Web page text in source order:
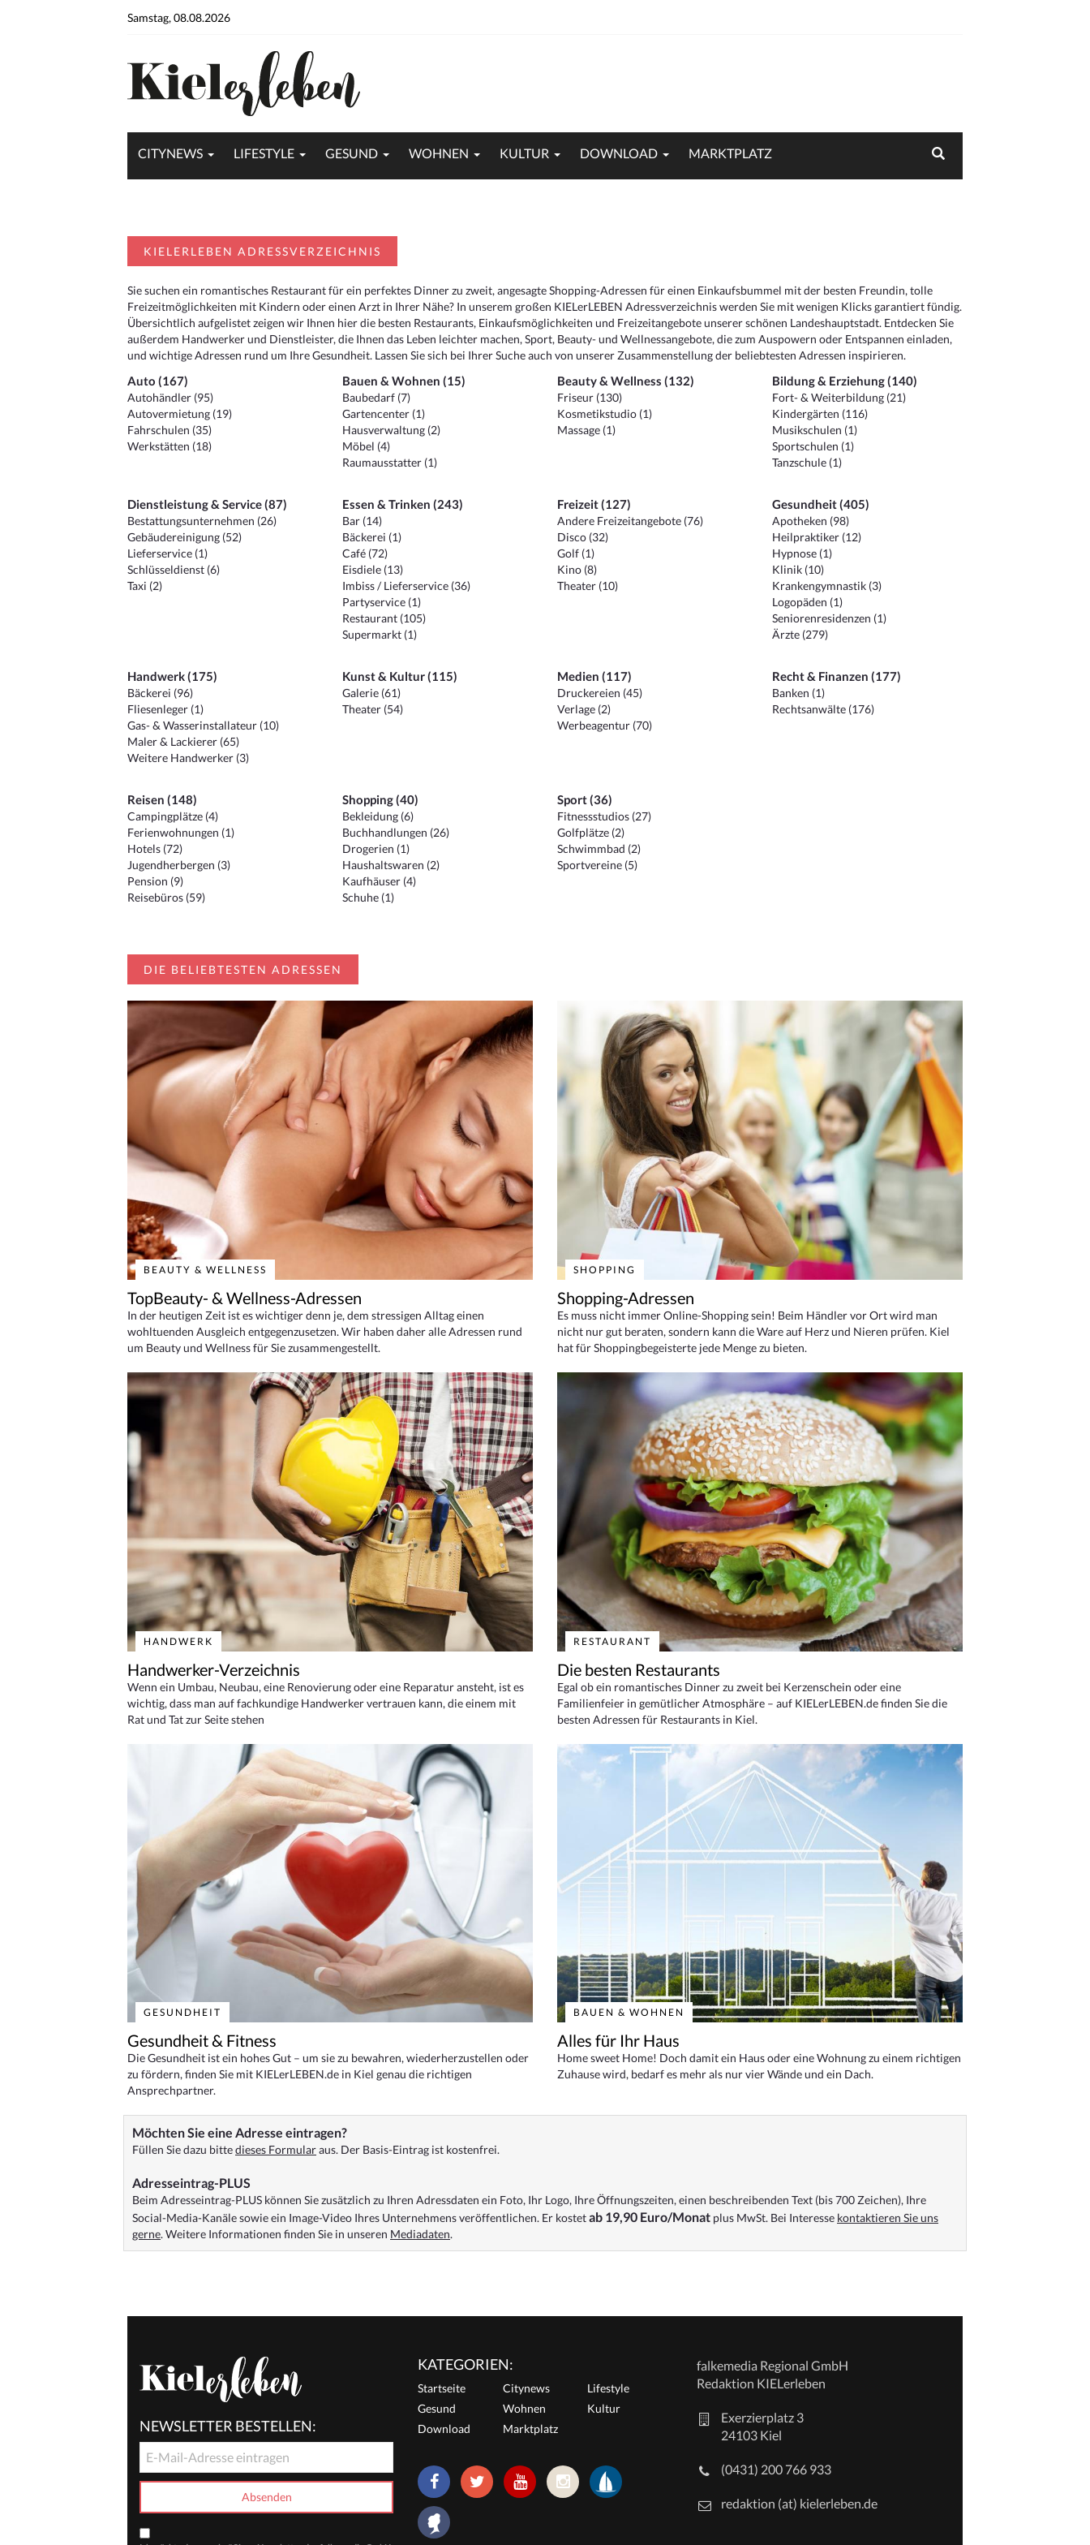
Samstag, 08.08.2026
CITYNEWS LIFESTYLE GESUND WOHNEN KULTUR DOWNLOAD MARKTPLATZ
KIELERLEBEN ADRESSVERZEICHNIS
Sie suchen ein romantisches Restaurant für ein perfektes Dinner zu zweit, angesagte Shopping-Adressen für einen Einkaufsbummel mit der besten Freundin, tolle
Freizeitmöglichkeiten mit Kindern oder einen Arzt in Ihrer Nähe? In unserem großen KIELerLEBEN Adressverzeichnis werden Sie mit wenigen Klicks garantiert fündig.
Übersichtlich aufgelistet zeigen wir Ihnen hier die besten Restaurants, Einkaufsmöglichkeiten und Freizeitangebote unserer schönen Landeshauptstadt. Entdecken Sie
außerdem Handwerker und Dienstleister, die Ihnen das Leben leichter machen, Sport, Beauty- und Wellnessangebote, die zum Auspowern oder Entspannen einladen,
und wichtige Adressen rund um Ihre Gesundheit. Lassen Sie sich bei Ihrer Suche auch von unserer Zusammenstellung der beliebtesten Adressen inspirieren.
Auto (167)
Autohändler (95)
Autovermietung (19)
Fahrschulen (35)
Werkstätten (18)
Bauen & Wohnen (15)
Baubedarf (7)
Gartencenter (1)
Hausverwaltung (2)
Möbel (4)
Raumausstatter (1)
Beauty & Wellness (132)
Friseur (130)
Kosmetikstudio (1)
Massage (1)
Bildung & Erziehung (140)
Fort- & Weiterbildung (21)
Kindergärten (116)
Musikschulen (1)
Sportschulen (1)
Tanzschule (1)
Dienstleistung & Service (87)
Bestattungsunternehmen (26)
Gebäudereinigung (52)
Lieferservice (1)
Schlüsseldienst (6)
Taxi (2)
Essen & Trinken (243)
Bar (14)
Bäckerei (1)
Café (72)
Eisdiele (13)
Imbiss / Lieferservice (36)
Partyservice (1)
Restaurant (105)
Supermarkt (1)
Freizeit (127)
Andere Freizeitangebote (76)
Disco (32)
Golf (1)
Kino (8)
Theater (10)
Gesundheit (405)
Apotheken (98)
Heilpraktiker (12)
Hypnose (1)
Klinik (10)
Krankengymnastik (3)
Logopäden (1)
Seniorenresidenzen (1)
Ärzte (279)
Handwerk (175)
Bäckerei (96)
Fliesenleger (1)
Gas- & Wasserinstallateur (10)
Maler & Lackierer (65)
Weitere Handwerker (3)
Kunst & Kultur (115)
Galerie (61)
Theater (54)
Medien (117)
Druckereien (45)
Verlage (2)
Werbeagentur (70)
Recht & Finanzen (177)
Banken (1)
Rechtsanwälte (176)
Reisen (148)
Campingplätze (4)
Ferienwohnungen (1)
Hotels (72)
Jugendherbergen (3)
Pension (9)
Reisebüros (59)
Shopping (40)
Bekleidung (6)
Buchhandlungen (26)
Drogerien (1)
Haushaltswaren (2)
Kaufhäuser (4)
Schuhe (1)
Sport (36)
Fitnessstudios (27)
Golfplätze (2)
Schwimmbad (2)
Sportvereine (5)
DIE BELIEBTESTEN ADRESSEN
BEAUTY & WELLNESS
TopBeauty- & Wellness-Adressen
In der heutigen Zeit ist es wichtiger denn je, dem stressigen Alltag einen
wohltuenden Ausgleich entgegenzusetzen. Wir haben daher alle Adressen rund
um Beauty und Wellness für Sie zusammengestellt.
SHOPPING
Shopping-Adressen
Es muss nicht immer Online-Shopping sein! Beim Händler vor Ort wird man
nicht nur gut beraten, sondern kann die Ware auf Herz und Nieren prüfen. Kiel
hat für Shoppingbegeisterte jede Menge zu bieten.
HANDWERK
Handwerker-Verzeichnis
Wenn ein Umbau, Neubau, eine Renovierung oder eine Reparatur ansteht, ist es
wichtig, dass man auf fachkundige Handwerker vertrauen kann, die einem mit
Rat und Tat zur Seite stehen
RESTAURANT
Die besten Restaurants
Egal ob ein romantisches Dinner zu zweit bei Kerzenschein oder eine
Familienfeier in gemütlicher Atmosphäre – auf KIELerLEBEN.de finden Sie die
besten Adressen für Restaurants in Kiel.
GESUNDHEIT
Gesundheit & Fitness
Die Gesundheit ist ein hohes Gut – um sie zu bewahren, wiederherzustellen oder
zu fördern, finden Sie mit KIELerLEBEN.de in Kiel genau die richtigen
Ansprechpartner.
BAUEN & WOHNEN
Alles für Ihr Haus
Home sweet Home! Doch damit ein Haus oder eine Wohnung zu einem richtigen
Zuhause wird, bedarf es mehr als nur vier Wände und ein Dach.
Möchten Sie eine Adresse eintragen?
Füllen Sie dazu bittedieses Formularaus. Der Basis-Eintrag ist kostenfrei.
Adresseintrag-PLUS
Beim Adresseintrag-PLUS können Sie zusätzlich zu Ihren Adressdaten ein Foto, Ihr Logo, Ihre Öffnungszeiten, einen beschreibenden Text (bis 700 Zeichen), Ihre
Social-Media-Kanäle sowie ein Image-Video Ihres Unternehmens veröffentlichen. Er kostetab 19,90 Euro/Monat plus MwSt. Bei Interesse kontaktieren Sie uns
gerne. Weitere Informationen finden Sie in unseren Mediadaten.
NEWSLETTER BESTELLEN:
KATEGORIEN:
Startseite Citynews
Lifestyle
Gesund
Wohnen
Kultur
Download
Marktplatz
falkemedia Regional GmbH
Redaktion KIELerleben
Exerzierplatz 3
24103 Kiel
(0431) 200 766 933
redaktion (at) kielerleben.de